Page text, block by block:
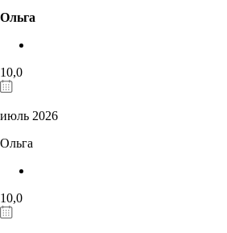
Ольга
10,0
июль 2026
Ольга
10,0